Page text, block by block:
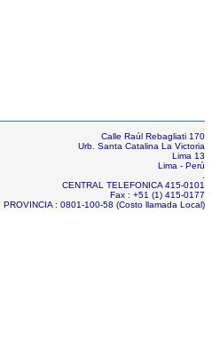
Calle Raúl Rebagliati 170
Urb. Santa Catalina La Victoria
Lima 13
Lima - Perú
CENTRAL TELEFONICA 415-0101
Fax : +51 (1) 415-0177
PROVINCIA : 0801-100-58 (Costo llamada Local)